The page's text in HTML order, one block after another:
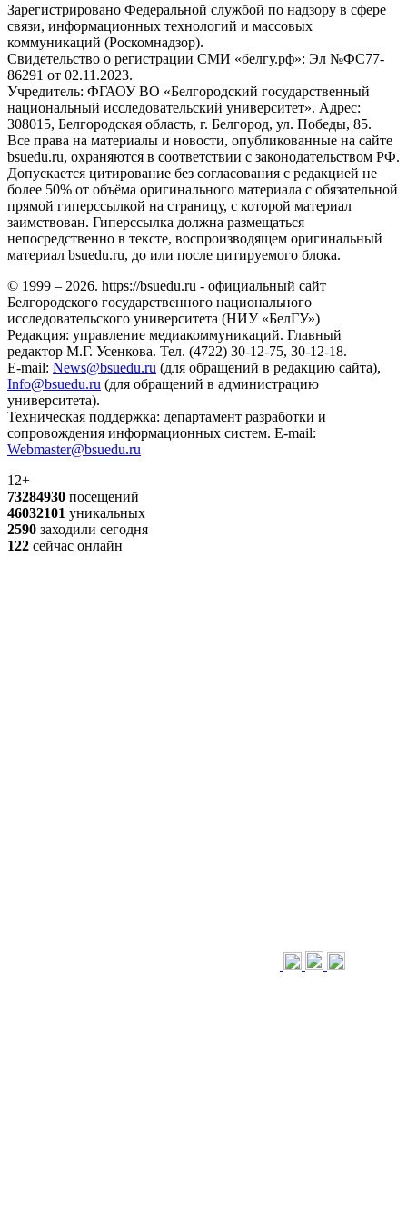
Зарегистрировано Федеральной службой по надзору в сфере
связи, информационных технологий и массовых
коммуникаций (Роскомнадзор).
Свидетельство о регистрации СМИ «белгу.рф»: Эл №ФС77-
86291 от 02.11.2023.
Учредитель: ФГАОУ ВО «Белгородский государственный
национальный исследовательский университет». Адрес:
308015, Белгородская область, г. Белгород, ул. Победы, 85.
Все права на материалы и новости, опубликованные на сайте
bsuedu.ru, охраняются в соответствии с законодательством РФ.
Допускается цитирование без согласования с редакцией не
более 50% от объёма оригинального материала с обязательной
прямой гиперссылкой на страницу, с которой материал
заимствован. Гиперссылка должна размещаться
непосредственно в тексте, воспроизводящем оригинальный
материал bsuedu.ru, до или после цитируемого блока.
© 1999 – 2026. https://bsuedu.ru - официальный сайт
Белгородского государственного национального
исследовательского университета (НИУ «БелГУ»)
Редакция: управление медиакоммуникаций. Главный
редактор М.Г. Усенкова. Тел. (4722) 30-12-75, 30-12-18.
E-mail: News@bsuedu.ru (для обращений в редакцию сайта),
Info@bsuedu.ru (для обращений в администрацию
университета).
Техническая поддержка: департамент разработки и
сопровождения информационных систем. E-mail:
Webmaster@bsuedu.ru
12+
73284930 посещений
46032101 уникальных
2590 заходили сегодня
122 сейчас онлайн